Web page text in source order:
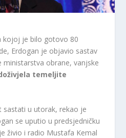
kojoj je bilo gotovo 80
Erdogan je objavio sastav
ministarstva obrane, vanjske
temeljite
sastati u utorak, rekao je
se uputio u predsjedničku
živio i radio Mustafa Kemal